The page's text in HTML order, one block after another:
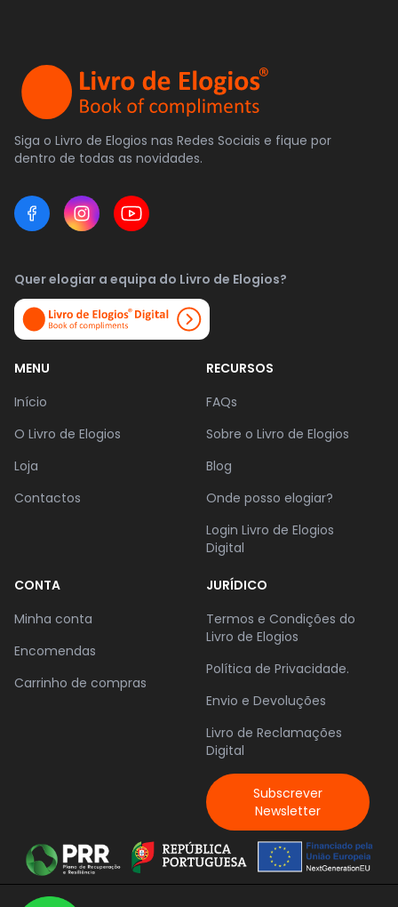
Siga o Livro de Elogios nas Redes Sociais e fique por
dentro de todas as novidades.
Quer elogiar a equipa do Livro de Elogios?
MENU
Início
O Livro de Elogios
Loja
Contactos
RECURSOS
FAQs
Sobre o Livro de Elogios
Blog
Onde posso elogiar?
Login Livro de Elogios
Digital
CONTA
Minha conta
Encomendas
Carrinho de compras
JURÍDICO
Termos e Condições do
Livro de Elogios
Política de Privacidade.
Envio e Devoluções
Livro de Reclamações
Digital
Subscrever
Newsletter